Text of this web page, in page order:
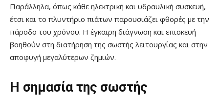
Παράλληλα, όπως κάθε ηλεκτρική και υδραυλική συσκευή,
έτσι και το πλυντήριο πιάτων παρουσιάζει φθορές με την
πάροδο του χρόνου. Η έγκαιρη διάγνωση και επισκευή
βοηθούν στη διατήρηση της σωστής λειτουργίας και στην
αποφυγή μεγαλύτερων ζημιών.
Η σημασία της σωστής